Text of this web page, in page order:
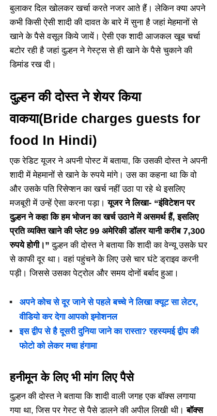
बुलाकर दिल खोलकर खर्चा करते नजर आते हैं। लेकिन क्या अपने
कभी किसी ऐसी शादी की दावत के बारे में सुना है जहां मेहमानों से
खाने के पैसे वसूल किये जायें। ऐसी एक शादी आजकल खूब चर्चा
बटोर रही है जहां दुल्हन ने गेस्ट्स से ही खाने के पैसे चुकाने की
डिमांड रख दी।
दुल्हन की दोस्त ने शेयर किया
वाकया(Bride charges guests for
food In Hindi)
एक रेडिट यूजर ने अपनी पोस्ट में बताया, कि उसकी दोस्त ने अपनी
शादी में मेहमानों से खाने के रुपये मांगे। उस का कहना था कि वो
और उसके पति रिसेप्शन का खर्च नहीं उठा पा रहे थे इसलिए
मजबूरी में उन्हें ऐसा करना पड़ा।यूजर ने लिखा- “इंविटेशन पर
दुल्हन ने कहा कि हम भोजन का खर्च उठाने में असमर्थ हैं, इसलिए
प्रति व्यक्ति खाने की प्लेट 99 अमेरिकी डॉलर यानी करीब 7,300
रुपये होगी।”दुल्हन की दोस्त ने बताया कि शादी का वेन्यू उसके घर
से काफी दूर था। वहां पहुंचने के लिए उसे चार घंटे ड्राइव करनी
पड़ी। जिससे उसका पेट्रोल और समय दोनों बर्बाद हुआ।
अपने कोच से दूर जाने से पहले बच्चे ने लिखा क्यूट सा लेटर,
वीडियो कर देगा आपको इमोशनल
इस द्वीप से है दूसरी दुनिया जाने का रास्ता? रहस्यमई द्वीप की
फोटो को लेकर मचा हंगामा
हनीमून के लिए भी मांग लिए पैसे
दुल्हन की दोस्त ने बताया कि शादी वाली जगह एक बॉक्स लगाया
गया था, जिस पर गेस्ट से पैसे डालने की अपील लिखी थी।बॉक्स